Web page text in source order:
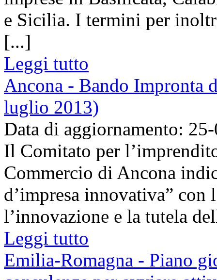
e Sicilia. I termini per
[...]
Leggi tutto
Ancona - Bando Impronta
luglio 2013)
Data di aggiornamento:
Il Comitato per
Commercio di Ancona
d’impresa innovativa”
l’innovazione e la tutela
Leggi tutto
Emilia-Romagna - Piano